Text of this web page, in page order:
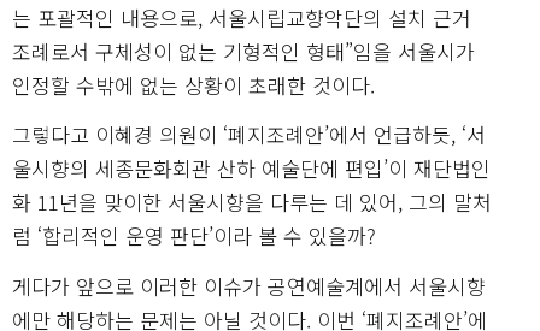
는 포괄적인 내용으로, 서울시립교향악단의 설치 근거
조례로서 구체성이 없는 기형적인 형태”임을 서울시가
인정할 수밖에 없는 상황이 초래한 것이다.
그렇다고 이혜경 의원이 ‘폐지조례안’에서 언급하듯, ‘서
울시향의 세종문화회관 산하 예술단에 편입’이 재단법인
화 11년을 맞이한 서울시향을 다루는 데 있어, 그의 말처
럼 ‘합리적인 운영 판단’이라 볼 수 있을까?
게다가 앞으로 이러한 이슈가 공연예술계에서 서울시향
에만 해당하는 문제는 아닐 것이다. 이번 ‘폐지조례안’에